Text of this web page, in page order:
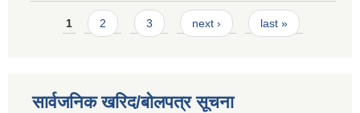
Pages
1 2 3 next › last »
सार्वजनिक खरिद/बोलपत्र सूचना